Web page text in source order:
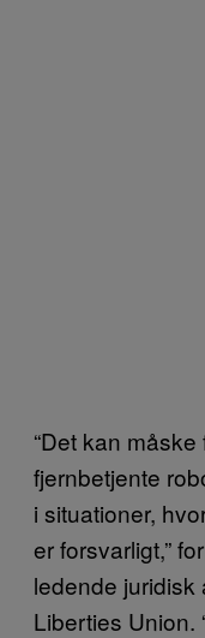
“Det kan
fjernbetjente
i situationer,
er forsvarligt,”
ledende juridisk
Liberties Union.